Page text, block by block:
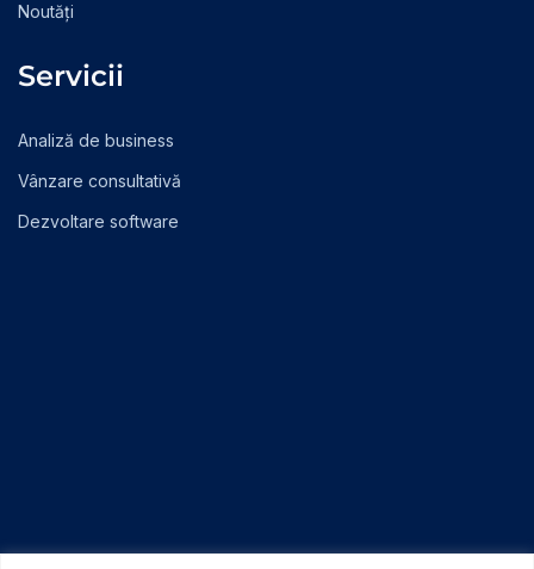
Noutăți
Servicii
Analiză de business
Vânzare consultativă
Dezvoltare software